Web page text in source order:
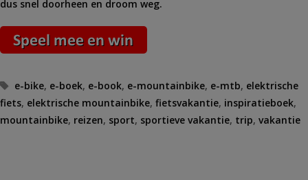
dus snel doorheen en droom weg.
Tags
e-bike, e-boek, e-book, e-mountainbike, e-mtb, elektrische
fiets, elektrische mountainbike, fietsvakantie, inspiratieboek,
mountainbike, reizen, sport, sportieve vakantie, trip, vakantie